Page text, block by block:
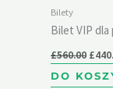
Bilety
Bilet VIP dla
£560.00 £
DO